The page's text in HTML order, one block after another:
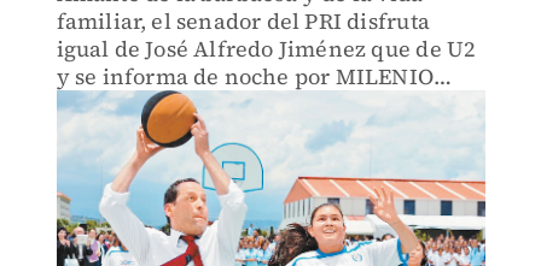
familiar, el senador del PRI disfruta
igual de José Alfredo Jiménez que de U2
y se informa de noche por MILENIO
Televisión.